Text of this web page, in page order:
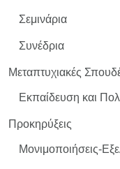
Σεμινάρια
Συνέδρια
Μεταπτυχιακές
Εκπαίδευση και
Προκηρύξεις
Μονιμοποιήσεις-